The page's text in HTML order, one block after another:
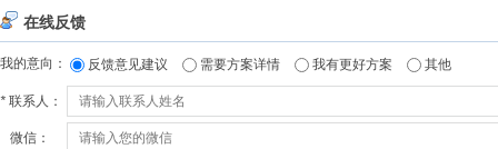
在线反馈
我的意向： 反馈意见建议 需要方案详情 我有更好方案 其他
* 联系人：
微信：